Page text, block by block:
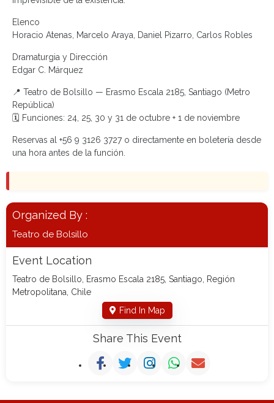
Elenco
Horacio Atenas, Marcelo Araya, Daniel Pizarro, Carlos Robles
Dramaturgia y Dirección
Edgar C. Márquez
📍 Teatro de Bolsillo — Erasmo Escala 2185, Santiago (Metro
República)
🗓️ Funciones: 24, 25, 30 y 31 de octubre + 1 de noviembre
Reservas al +56 9 3126 3727 o directamente en boletería desde
una hora antes de la función.
Organized By :
Teatro de Bolsillo
Event Location
Teatro de Bolsillo, Erasmo Escala 2185, Santiago, Región
Metropolitana, Chile
Find In Map
Share This Event